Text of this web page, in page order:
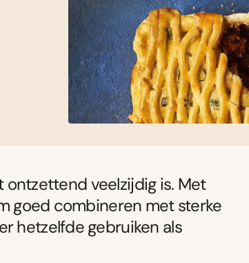
ontzettend veelzijdig is. Met
goed combineren met sterke
hetzelfde gebruiken als